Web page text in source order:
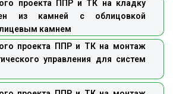
проекта ППР и ТК на кладку
из камней с облицовкой
камнем
проекта ППР и ТК на монтаж
управления для систем